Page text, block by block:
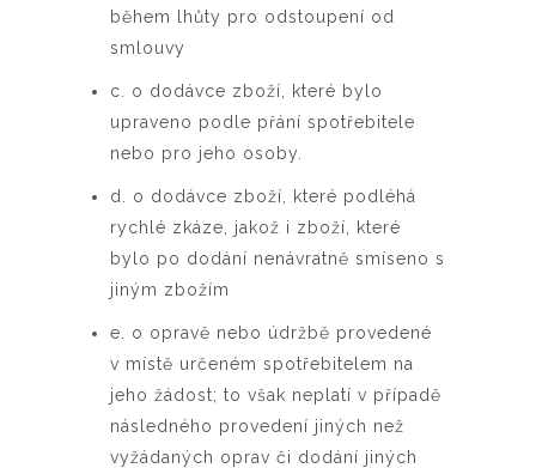
během lhůty pro odstoupení od
smlouvy
c. o dodávce zboží, které bylo
upraveno podle přání spotřebitele
nebo pro jeho osoby.
d. o dodávce zboží, které podléhá
rychlé zkáze, jakož i zboží, které
bylo po dodání nenávratně smíseno s
jiným zbožím
e. o opravě nebo údržbě provedené
v místě určeném spotřebitelem na
jeho žádost; to však neplatí v případě
následného provedení jiných než
vyžádaných oprav či dodání jiných